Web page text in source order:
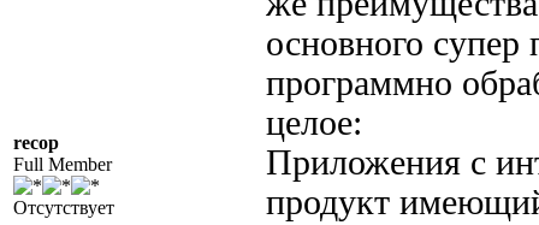
recop
Full Member
Отсутствует
основного
программно
целое:
Приложения с
продукт